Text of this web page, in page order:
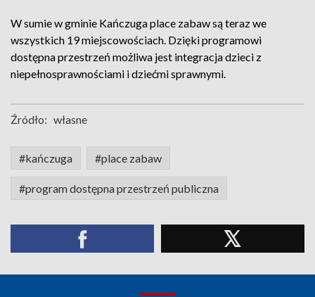
W sumie w gminie Kańczuga place zabaw są teraz we
wszystkich 19 miejscowościach. Dzięki programowi
dostępna przestrzeń możliwa jest integracja dzieci z
niepełnosprawnościami i dziećmi sprawnymi.
Źródło: własne
#kańczuga #place zabaw
#program dostępna przestrzeń publiczna